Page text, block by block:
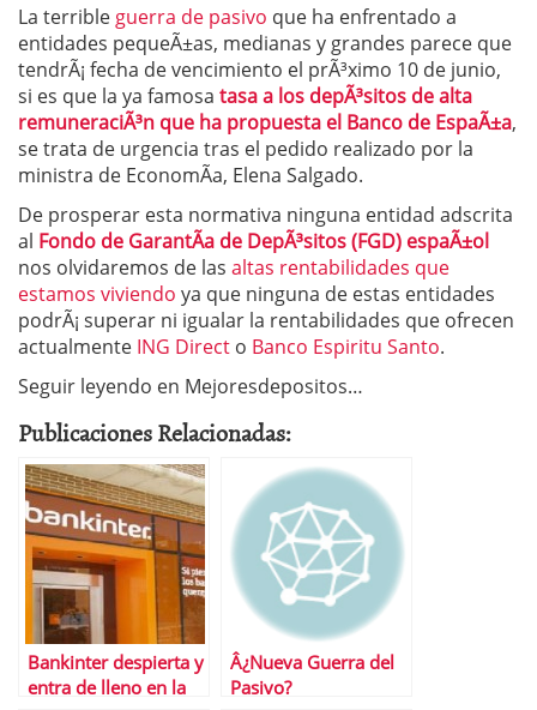
La terrible guerra de pasivo que ha enfrentado a
entidades pequeÃ±as, medianas y grandes parece que
tendrÃ¡ fecha de vencimiento el prÃ³ximo 10 de junio,
si es que la ya famosa tasa a los depÃ³sitos de alta
remuneraciÃ³n que ha propuesta el Banco de EspaÃ±a,
se trata de urgencia tras el pedido realizado por la
ministra de EconomÃ­a, Elena Salgado.
De prosperar esta normativa ninguna entidad adscrita
al Fondo de GarantÃ­a de DepÃ³sitos (FGD) espaÃ±ol
nos olvidaremos de las altas rentabilidades que
estamos viviendo ya que ninguna de estas entidades
podrÃ¡ superar ni igualar la rentabilidades que ofrecen
actualmente ING Direct o Banco Espiritu Santo.
Seguir leyendo en Mejoresdepositos…
Publicaciones Relacionadas:
Bankinter despierta y
entra de lleno en la
Â¿Nueva Guerra del
Pasivo?